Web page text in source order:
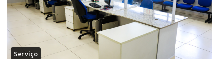
Serviço